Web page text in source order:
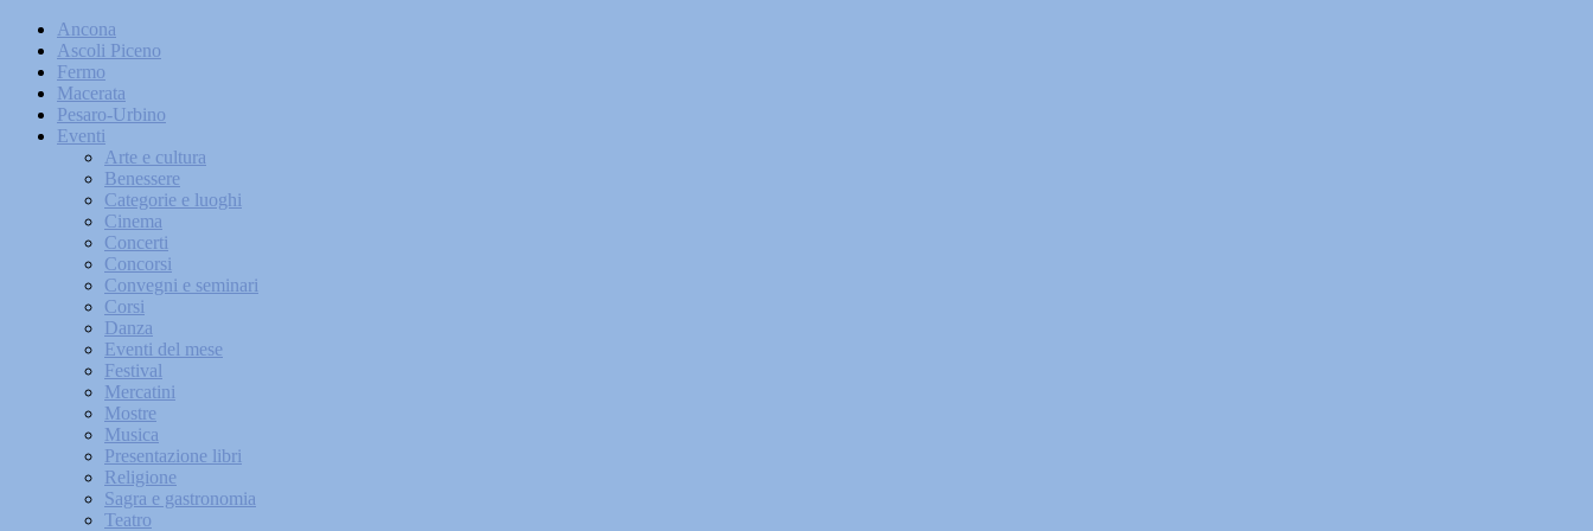
Ancona
Ascoli Piceno
Fermo
Macerata
Pesaro-Urbino
Eventi
Arte e cultura
Benessere
Categorie e luoghi
Cinema
Concerti
Concorsi
Convegni e seminari
Corsi
Danza
Eventi del mese
Festival
Mercatini
Mostre
Musica
Presentazione libri
Religione
Sagra e gastronomia
Teatro